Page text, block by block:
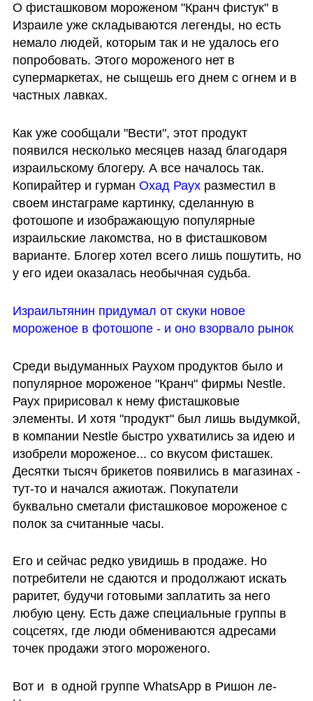
О фисташковом мороженом "Кранч фистук" в
Израиле уже складываются легенды, но есть
немало людей, которым так и не удалось его
попробовать. Этого мороженого нет в
супермаркетах, не сыщешь его днем с огнем и в
частных лавках.
Как уже сообщали "Вести", этот продукт
появился несколько месяцев назад благодаря
израильскому блогеру. А все началось так.
Копирайтер и гурман Охад Раух разместил в
своем инстаграме картинку, сделанную в
фотошопе и изображающую популярные
израильские лакомства, но в фисташковом
варианте. Блогер хотел всего лишь пошутить, но
у его идеи оказалась необычная судьба.
Израильтянин придумал от скуки новое
мороженое в фотошопе - и оно взорвало рынок
Среди выдуманных Раухом продуктов было и
популярное мороженое "Кранч" фирмы Nestle.
Раух пририсовал к нему фисташковые
элементы. И хотя "продукт" был лишь выдумкой,
в компании Nestle быстро ухватились за идею и
изобрели мороженое... со вкусом фисташек.
Десятки тысяч брикетов появились в магазинах -
тут-то и начался ажиотаж. Покупатели
буквально сметали фисташковое мороженое с
полок за считанные часы.
Его и сейчас редко увидишь в продаже. Но
потребители не сдаются и продолжают искать
раритет, будучи готовыми заплатить за него
любую цену. Есть даже специальные группы в
соцсетях, где люди обмениваются адресами
точек продажи этого мороженого.
Вот и  в одной группе WhatsApp в Ришон ле-